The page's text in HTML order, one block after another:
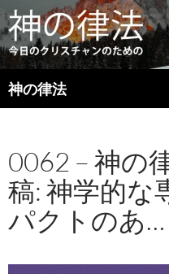
神の律法
検
索
ン
ツ
へ
ス
キ
0062 – 神の
稿: 神学的な
パクトのあ…